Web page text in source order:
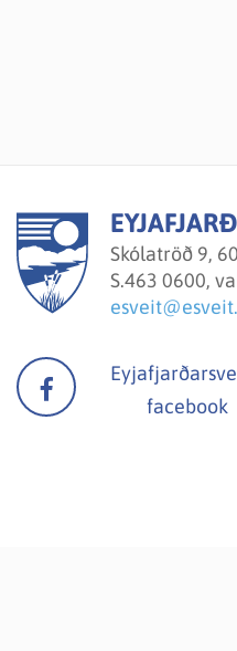
Skólatröð 9,
S.463 0600,
facebook